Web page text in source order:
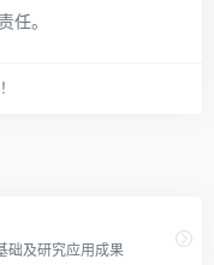
任。
础及研究应用成果